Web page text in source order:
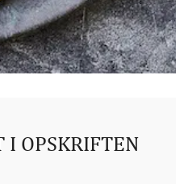
I OPSKRIFTEN